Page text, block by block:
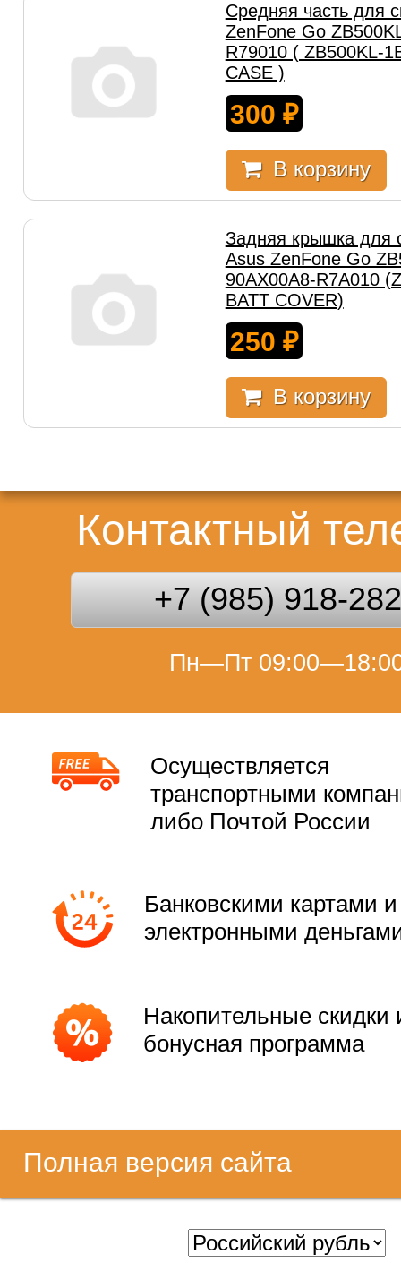
Средняя часть для
ZenFone Go
R79010 ( ZB500KL-
CASE )
300 ₽
В корзину
Задняя крышка для
Asus ZenFone Go
90AX00A8-R7A010
BATT COVER)
250 ₽
В корзину
Контактный
+7 (985) 918-
Пн—Пт
Осуществляется
транспортными
либо Почтой России
Банковскими картами и
электронными
Накопительные скидки
бонусная программа
Полная версия сайта